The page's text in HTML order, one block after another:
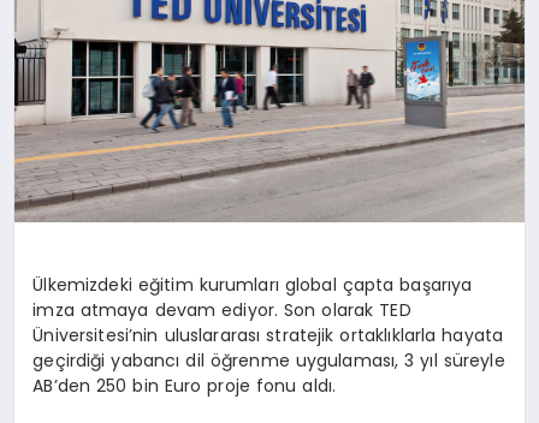
Ülkemizdeki eğitim kurumları global çapta başarıya
imza atmaya devam ediyor. Son olarak TED
Üniversitesi’nin uluslararası stratejik ortaklıklarla hayata
geçirdiği yabancı dil öğrenme uygulaması, 3 yıl süreyle
AB’den 250 bin Euro proje fonu aldı.